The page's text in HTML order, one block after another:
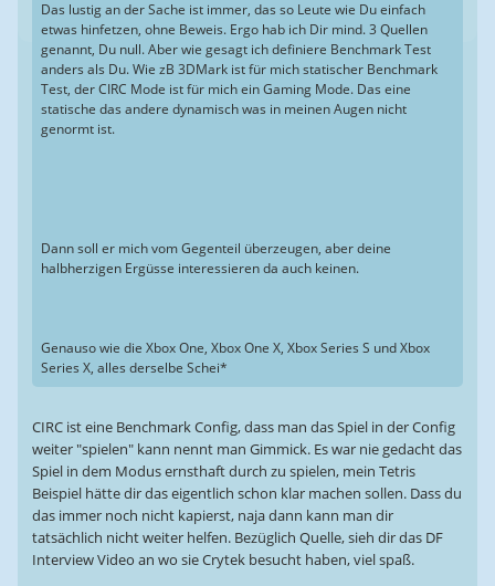
Das lustig an der Sache ist immer, das so Leute wie Du einfach
etwas hinfetzen, ohne Beweis. Ergo hab ich Dir mind. 3 Quellen
genannt, Du null. Aber wie gesagt ich definiere Benchmark Test
anders als Du. Wie zB 3DMark ist für mich statischer Benchmark
Test, der CIRC Mode ist für mich ein Gaming Mode. Das eine
statische das andere dynamisch was in meinen Augen nicht
genormt ist.
Dann soll er mich vom Gegenteil überzeugen, aber deine
halbherzigen Ergüsse interessieren da auch keinen.
Genauso wie die Xbox One, Xbox One X, Xbox Series S und Xbox
Series X, alles derselbe Schei*
CIRC ist eine Benchmark Config, dass man das Spiel in der Config
weiter "spielen" kann nennt man Gimmick. Es war nie gedacht das
Spiel in dem Modus ernsthaft durch zu spielen, mein Tetris
Beispiel hätte dir das eigentlich schon klar machen sollen. Dass du
das immer noch nicht kapierst, naja dann kann man dir
tatsächlich nicht weiter helfen. Bezüglich Quelle, sieh dir das DF
Interview Video an wo sie Crytek besucht haben, viel spaß.